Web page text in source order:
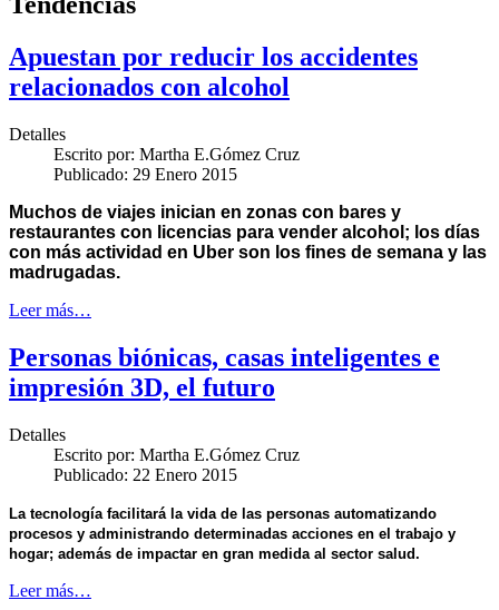
Apuestan por reducir los accidentes
relacionados con alcohol
Detalles
Escrito por: Martha E.Gómez Cruz
Publicado: 29 Enero 2015
Muchos de viajes inician en zonas con bares y
restaurantes con licencias para vender alcohol; los días
con más actividad en Uber son los fines de semana y las
madrugadas.
Leer más…
Personas biónicas, casas inteligentes e
impresión 3D, el futuro
Detalles
Escrito por: Martha E.Gómez Cruz
Publicado: 22 Enero 2015
La tecnología facilitará la vida de las personas automatizando
procesos y administrando determinadas acciones en el trabajo y
hogar; además de impactar en gran medida al sector salud.
Leer más…